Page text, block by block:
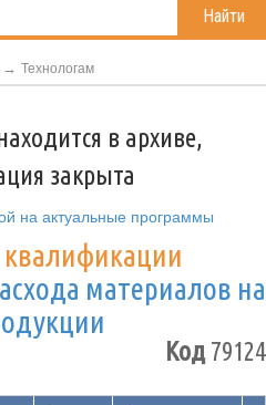
Найти
Технологам
в архиве,
закрыта
на актуальные программы
материалов на
Код79124